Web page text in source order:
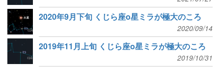
2020年9月下旬 くじら座ο星ミラが極大のころ
2020/09/14
2019年11月上旬 くじら座ο星ミラが極大のころ
2019/10/31